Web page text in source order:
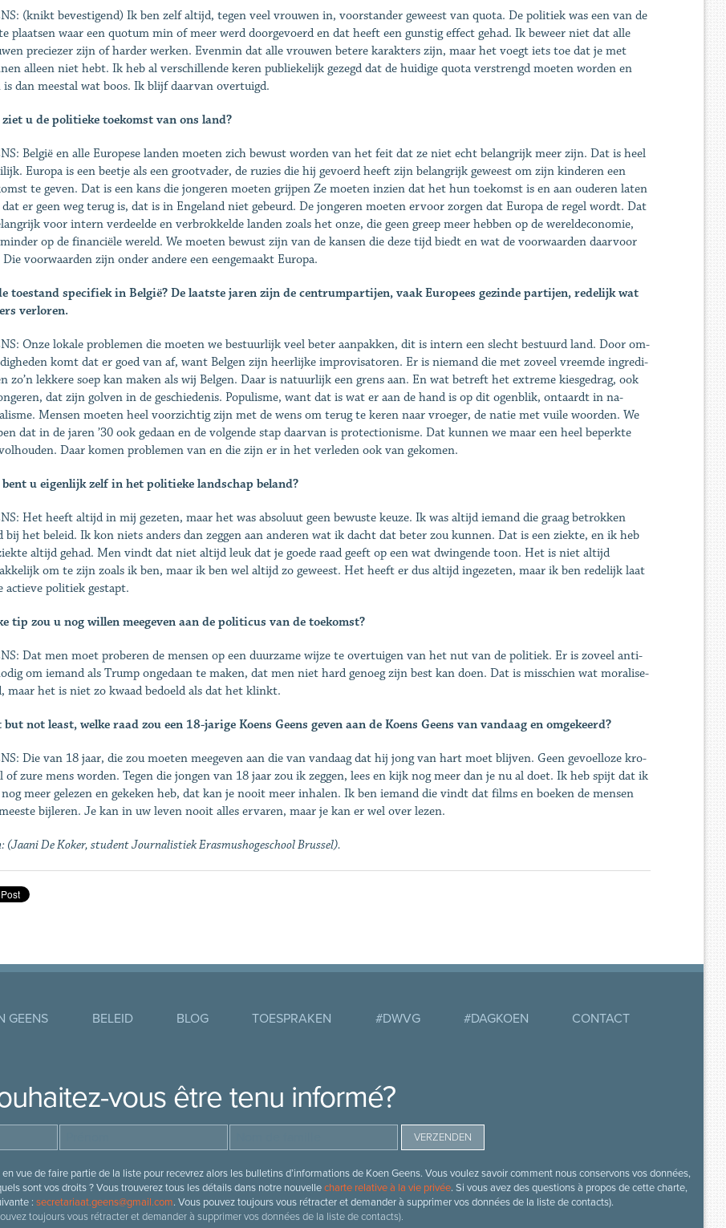
(knikt bevestigend) Ik ben zelf altijd, tegen veel vrouwen in, voorstander geweest van quota. De politiek was een van de
plaatsen waar een quotum min of meer werd doorgevoerd en dat heeft een gunstig effect gehad. Ik beweer niet dat alle
preciezer zijn of harder werken. Evenmin dat alle vrou­wen betere karakters zijn, maar het voegt iets toe dat je met
alleen niet hebt. Ik heb al verschillende keren publiekelijk gezegd dat de huidige quota verstrengd moeten worden en
is dan meestal wat boos. Ik blijf daarvan overtuigd.
ziet u de politieke toekomst van ons land?
België en alle Europese landen moeten zich bewust wor­den van het feit dat ze niet echt belangrijk meer zijn. Dat is heel
Europa is een beetje als een grootvader, de ruzies die hij gevoerd heeft zijn belangrijk geweest om zijn kinderen een
te geven. Dat is een kans die jongeren moeten grijpen Ze moeten inzien dat het hun toekomst is en aan ouderen laten
er geen weg terug is, dat is in Engeland niet gebeurd. De jongeren moeten ervoor zorgen dat Europa de regel wordt. Dat
voor intern verdeelde en verbrokkelde landen zoals het onze, die geen greep meer hebben op de wereldeconomie,
op de financiële wereld. We moeten bewust zijn van de kansen die deze tijd biedt en wat de voorwaarden daarvoor
voorwaarden zijn onder andere een eengemaakt Europa.
toestand specifiek in België? De laatste jaren zijn de cen­trumpartijen, vaak Europees gezinde partijen, redelijk wat
verloren.
Onze lokale problemen die moeten we bestuurlijk veel beter aanpakken, dit is intern een slecht bestuurd land. Door om­
komt dat er goed van af, want Belgen zijn heerlijke improvisatoren. Er is niemand die met zoveel vreemde ingredi­
zo’n lekkere soep kan maken als wij Belgen. Daar is na­tuurlijk een grens aan. En wat betreft het extreme kiesgedrag, ook
dat zijn golven in de geschiedenis. Populisme, want dat is wat er aan de hand is op dit ogenblik, ontaardt in na­
Mensen moeten heel voorzichtig zijn met de wens om terug te keren naar vroeger, de na­tie met vuile woorden. We
dat in de jaren ’30 ook gedaan en de volgende stap daarvan is pro­tectionisme. Dat kunnen we maar een heel beperkte
Daar komen problemen van en die zijn er in het verleden ook van ge­komen.
bent u eigenlijk zelf in het politieke landschap beland?
Het heeft altijd in mij gezeten, maar het was absoluut geen bewuste keuze. Ik was altijd iemand die graag betrokken
bij het beleid. Ik kon niets anders dan zeggen aan anderen wat ik dacht dat beter zou kunnen. Dat is een ziekte, en ik heb
altijd gehad. Men vindt dat niet altijd leuk dat je goede raad geeft op een wat dwingende toon. Het is niet altijd
om te zijn zoals ik ben, maar ik ben wel altijd zo geweest. Het heeft er dus altijd ingezeten, maar ik ben redelijk laat
actieve politiek gestapt.
tip zou u nog willen meegeven aan de politicus van de toekomst?
Dat men moet proberen de mensen op een duurzame wijze te overtuigen van het nut van de politiek. Er is zoveel anti­
om iemand als Trump ongedaan te maken, dat men niet hard genoeg zijn best kan doen. Dat is misschien wat moralise­
maar het is niet zo kwaad bedoeld als dat het klinkt.
but not least, welke raad zou een 18-jarige Koens Geens ge­ven aan de Koens Geens van vandaag en omgekeerd?
Die van 18 jaar, die zou moeten meegeven aan die van vandaag dat hij jong van hart moet blijven. Geen gevoelloze kro­
of zure mens worden. Tegen die jongen van 18 jaar zou ik zeggen, lees en kijk nog meer dan je nu al doet. Ik heb spijt dat ik
meer gelezen en gekeken heb, dat kan je nooit meer inhalen. Ik ben iemand die vindt dat films en boeken de mensen
bijleren. Je kan in uw leven nooit alles ervaren, maar je kan er wel over lezen.
(Jaani De Koker, student Journalistiek Erasmushogeschool Brussel).
GEENS BELEID BLOG TOESPRAKEN #DWVG #DAGKOEN CONTACT
vous être tenu informé?
vue de faire partie de la liste pour recevrez alors les bulletins d’informations de Koen Geens. Vous voulez savoir comment nous conservons vos données,
sont vos droits ? Vous trouverez tous les détails dans notre nouvellecharte relative à la vie privée. Si vous avez des questions à propos de cette charte,
: secretariaat.geens@gmail.com. Vous pouvez toujours vous rétracter et demander à supprimer vos données de la liste de contacts).
toujours vous rétracter et demander à supprimer vos données de la liste de contacts).